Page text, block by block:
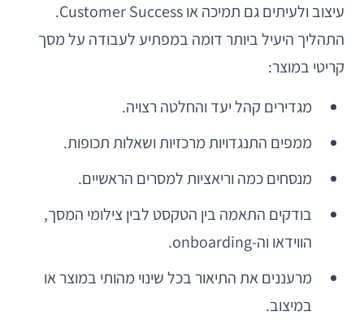
עיצוב ולעיתים גם תמיכה או Customer Success.
התהליך היעיל ביותר דומה במפתיע לעבודה על מסך
קריטי במוצר:
מגדירים קהל יעד והחלטה רצויה.
ממפים התנגדויות מרכזיות ושאלות תכופות.
מנסחים כמה וריאציות למסרים הראשיים.
בודקים התאמה בין הטקסט לבין צילומי המסך,
הווידאו וה-onboarding.
מרעננים את התיאור בכל שינוי מהותי במוצר או
במיצוב.